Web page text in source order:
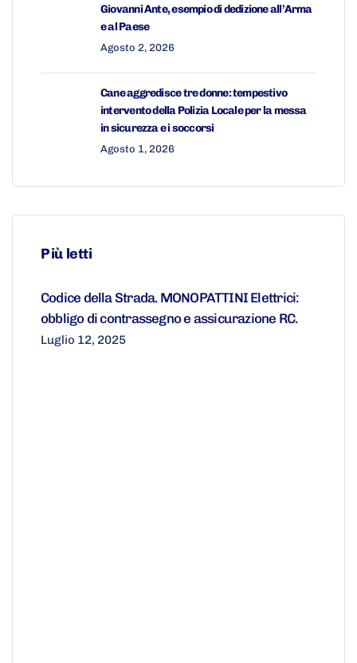
Giovanni Ante, esempio di dedizione all’Arma
e al Paese
Agosto 2, 2026
Cane aggredisce tre donne: tempestivo
intervento della Polizia Locale per la messa
in sicurezza e i soccorsi
Agosto 1, 2026
Più letti
Codice della Strada. MONOPATTINI Elettrici:
obbligo di contrassegno e assicurazione RC.
Luglio 12, 2025